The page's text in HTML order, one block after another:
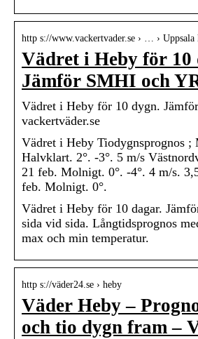
http s://www.vackertvader.se › … › Uppsala
Vädret i Heby för 10
Jämför SMHI och
Vädret i Heby för 10 dygn.
vackertväder.se
Vädret i Heby Tiodygnsprognos ;
Halvklart. 2°. -3°. 5 m/s
21 feb. Molnigt. 0°. -4°. 4 m/s.
feb. Molnigt. 0°.
Vädret i Heby för 10 dagar.
sida vid sida. Långtidsprognos
max och min temperatur.
http s://väder24.se › heby
Väder Heby –
och tio dygn fram –